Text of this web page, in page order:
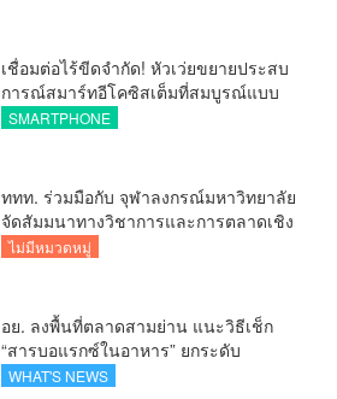
เชื่อมต่อไร้ขีดจำกัด! หัวเว่ยขยายประสบ
การณ์สมาร์ทอีโคซิสเต็มที่สมบูรณ์แบบ
ไร้รอยต่อ ครบ จบ ในที่เดียวที่ HUAWEI
SMARTPHONE
ททท. ร่วมมือกับ จุฬาลงกรณ์มหาวิทยาลัย
จัดสัมมนาทางวิชาการและการตลาดเชิง
รุกแนะเคล็ดลับปรับธุรกิจท่องเที่ยวไทย
ไม่มีหมวดหมู่
อย. ลงพื้นที่ตลาดสามย่าน แนะวิธีเช็ก
“สารบอแรกซ์ในอาหาร” ยกระดับ
ตลาดสดปลอดภัยเพื่อผู้บริโภค
WHAT'S NEWS